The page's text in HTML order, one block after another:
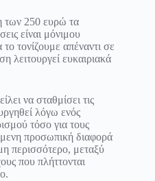
των 250 ευρώ τα
είναι μόνιμου
τονίζουμε απέναντι σε
λειτουργεί ευκαιριακά
να σταθμίσει τις
λόγω ενός
τόσο για τους
προσωπική διαφορά
περισσότερο, μεταξύ
που πλήττονται